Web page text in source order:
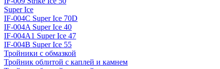
Super Ice
IF-004C Super Ice 70D
IF-004A Super Ice 40
IF-004A1 Super Ice 47
IF-004B Super Ice 55
Тройники с обмазкой
Тройник облитой с каплей и камнем